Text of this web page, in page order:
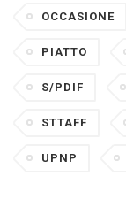
OCCASIONE
PIATTO
S/PDIF
STTAFF
UPNP